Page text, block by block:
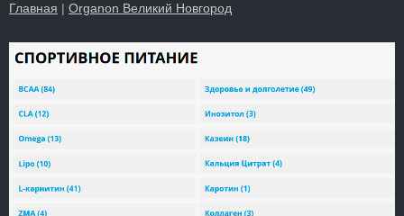
Главная | Organon Великий Новгород